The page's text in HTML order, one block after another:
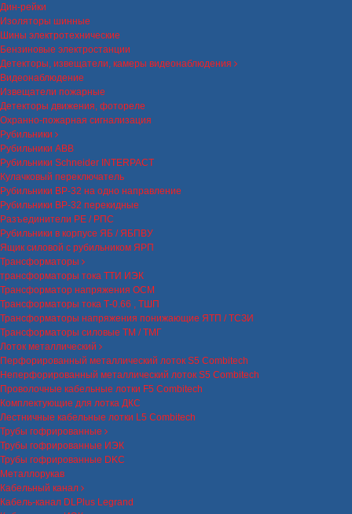
Дин-рейки
Изоляторы шинные
Шины электротехнические
Бензиновые электростанции
Детекторы, извещатели, камеры видеонаблюдения
Видеонаблюдение
Извещатели пожарные
Детекторы движения, фотореле
Охранно-пожарная сигнализация
Рубильники
Рубильники ABB
Рубильники Schneider INTERPACT
Кулачковый переключатель
Рубильники ВР-32 на одно направление
Рубильники ВР-32 перекидные
Разъединители РЕ / РПС
Рубильники в корпусе ЯБ / ЯБПВУ
Ящик силовой с рубильником ЯРП
Трансформаторы
трансформаторы тока ТТИ ИЭК
Трансформатор напряжения ОСМ
Трансформаторы тока Т-0.66 , ТШП
Трансформаторы напряжения понижающие ЯТП / ТСЗИ
Трансформаторы силовые ТМ / ТМГ
Лоток металлический
Перфорированный металлический лоток S5 Combitech
Неперфорированный металлический лоток S5 Combitech
Проволочные кабельные лотки F5 Combitech
Комплектующие для лотка ДКС
Лестничные кабельные лотки L5 Combitech
Трубы гофрированные
Трубы гофрированные ИЭК
Трубы гофрированные DKC
Металлорукав
Кабельный канал
Кабель-канал DLPlus Legrand